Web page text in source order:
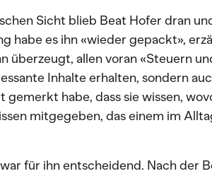
Sicht blieb Beat Hofer dran
habe es ihn «wieder gepackt»,
überzeugt, allen voran «Steuern
Inhalte erhalten, sondern
gemerkt habe, dass sie wissen,
mitgegeben, das einem im
für ihn entscheidend. Nach der